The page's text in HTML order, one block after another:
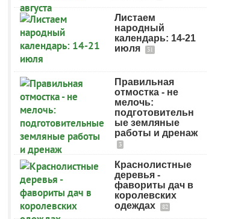
Листаем
народный
календарь: 14-21
июля
31
Правильная
отмостка - не
мелочь:
подготовительн
ые земляные
работы и дренаж
3
Краснолистные
деревья -
фавориты дач в
королевских
одеждах
82